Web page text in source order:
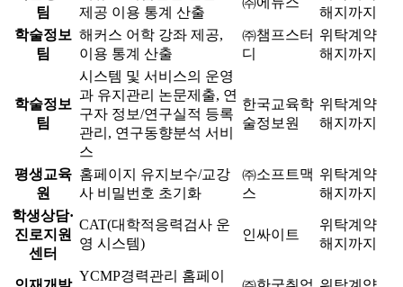
팀
제공 이용 통계 산출
해지까지
학술정보
팀
해커스 어학 강좌 제공,
이용 통계 산출
㈜챔프스터
디
위탁계약
해지까지
학술정보
팀
시스템 및 서비스의 운영
과 유지관리 논문제출, 연
구자 정보/연구실적 등록
관리, 연구동향분석 서비
스
한국교육학
술정보원
위탁계약
해지까지
평생교육
원
홈페이지 유지보수/교강
사 비밀번호 초기화
㈜소프트맥
스
위탁계약
해지까지
학생상담·
진로지원
센터
CAT(대학적응력검사 운
영 시스템)
인싸이트
위탁계약
해지까지
YCMP경력관리 홈페이